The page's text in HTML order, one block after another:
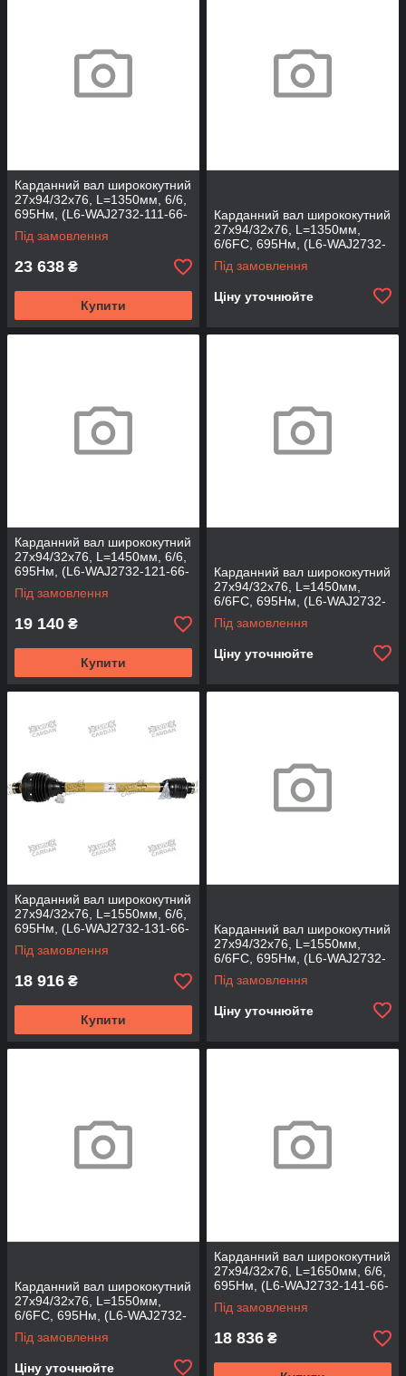
Карданний вал ширококутний
27х94/32х76, L=1350мм, 6/6,
695Нм, (L6-WAJ2732-111-66-
T)
Під замовлення
23 638 ₴
Купити
Карданний вал ширококутний
27х94/32х76, L=1350мм,
6/6FC, 695Нм, (L6-WAJ2732-
111-66TFC)
Під замовлення
Ціну уточнюйте
Карданний вал ширококутний
27х94/32х76, L=1450мм, 6/6,
695Нм, (L6-WAJ2732-121-66-
T)
Під замовлення
19 140 ₴
Купити
Карданний вал ширококутний
27х94/32х76, L=1450мм,
6/6FC, 695Нм, (L6-WAJ2732-
121-66TFC)
Під замовлення
Ціну уточнюйте
Карданний вал ширококутний
27х94/32х76, L=1550мм, 6/6,
695Нм, (L6-WAJ2732-131-66-
T)
Під замовлення
18 916 ₴
Купити
Карданний вал ширококутний
27х94/32х76, L=1550мм,
6/6FC, 695Нм, (L6-WAJ2732-
131-66FC)
Під замовлення
Ціну уточнюйте
Карданний вал ширококутний
27х94/32х76, L=1550мм,
6/6FC, 695Нм, (L6-WAJ2732-
131-66TFC)
Під замовлення
Ціну уточнюйте
Карданний вал ширококутний
27х94/32х76, L=1650мм, 6/6,
695Нм, (L6-WAJ2732-141-66-
T)
Під замовлення
18 836 ₴